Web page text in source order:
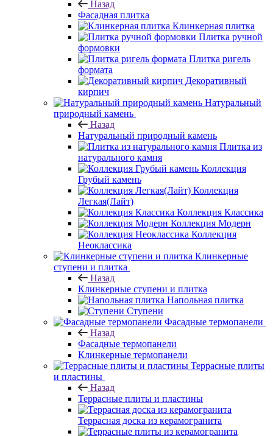
Назад
Фасадная плитка
Клинкерная плитка
Плитка ручной
формовки
Плитка ригель
формата
Декоративный
кирпич
Натуральный
природный камень
Назад
Натуральный природный камень
Плитка из
натурального камня
Коллекция
Грубый камень
Коллекция
Легкая(Лайт)
Коллекция Классика
Коллекция Модерн
Коллекция
Неоклассика
Клинкерные
ступени и плитка
Назад
Клинкерные ступени и плитка
Напольная плитка
Ступени
Фасадные термопанели
Назад
Фасадные термопанели
Клинкерные термопанели
Террасные плиты
и пластины
Назад
Террасные плиты и пластины
Террасная доска из керамогранита